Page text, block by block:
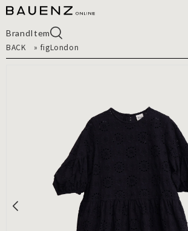
BrandItem
BACK
» figLondon